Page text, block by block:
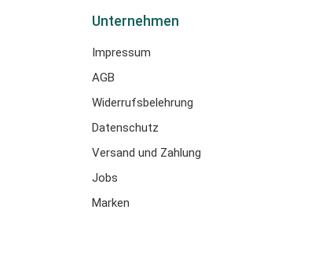
Unternehmen
Impressum
AGB
Widerrufsbelehrung
Datenschutz
Versand und Zahlung
Jobs
Marken